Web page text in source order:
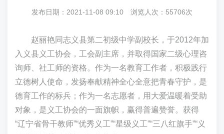
发布日期：2021-11-08 09:10 浏览人次：55706次
赵丽艳同志义县第二初级中学副校长，于2012年加
入义县义工协会，工会副主席，并取得国家二级心理咨
询师、社工师的资格。作为一名教育工作者，积极践行
立德树人使命，发扬奉献精神全心全意把青春守护，是
德育工作的标兵；作为一名志愿者，用大爱温暖着受助
对象，是义工协会的一面旗帜，赢得普遍赞誉。获得
“辽宁省骨干教师”“优秀义工”“星级义工”“三八红旗手”“义